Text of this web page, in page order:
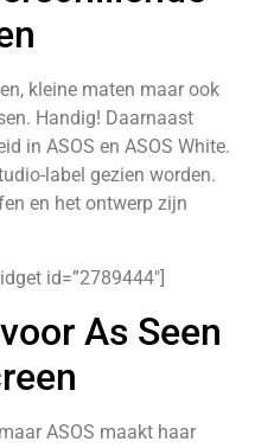
kleine maten maar ook
Handig! Daarnaast
in ASOS en ASOS White.
label gezien worden.
en het ontwerp zijn
id=”2789444″]
As Seen
ASOS maakt haar